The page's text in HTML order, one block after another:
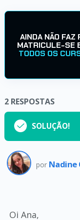
AINDA NÃO FAZ
MATRICULE-SE
TODOS OS
2 RESPOSTAS
SOLUÇÃO!
por Nadine
Oi Ana,